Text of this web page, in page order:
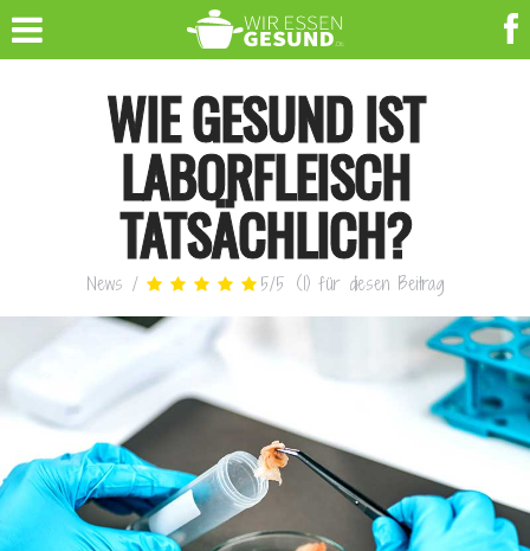
WIE GESUND IST
LABORFLEISCH
TATSÄCHLICH?
News / 5/5 (1) für diesen Beitrag